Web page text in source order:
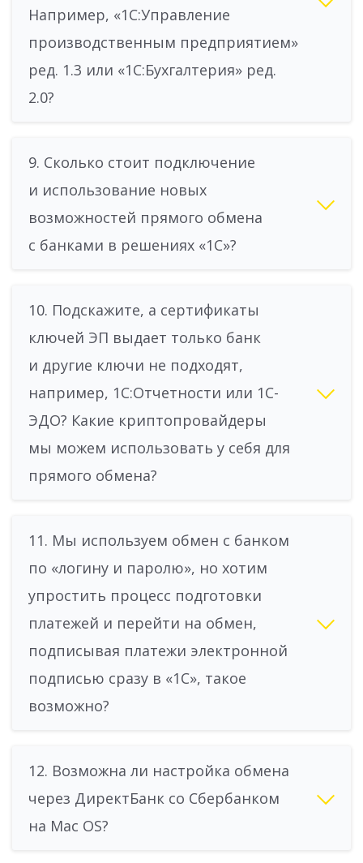
Например, «1С:Управление
производственным предприятием»
ред. 1.3 или «1С:Бухгалтерия» ред.
2.0?
9. Сколько стоит подключение
и использование новых
возможностей прямого обмена
с банками в решениях «1С»?
10. Подскажите, а сертификаты
ключей ЭП выдает только банк
и другие ключи не подходят,
например, 1С:Отчетности или 1С-
ЭДО? Какие криптопровайдеры
мы можем использовать у себя для
прямого обмена?
11. Мы используем обмен с банком
по «логину и паролю», но хотим
упростить процесс подготовки
платежей и перейти на обмен,
подписывая платежи электронной
подписью сразу в «1С», такое
возможно?
12. Возможна ли настройка обмена
через ДиректБанк со Сбербанком
на Mac OS?